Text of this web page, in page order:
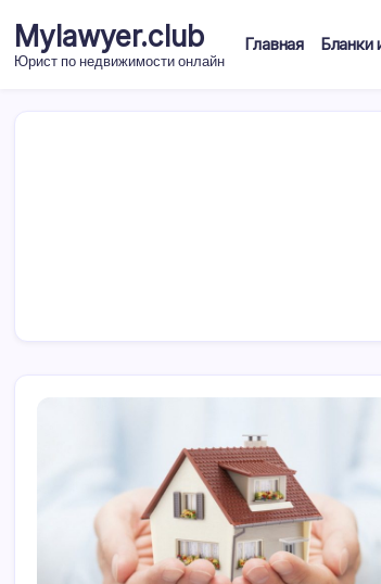
содержимому
Mylawyer.club
Юрист по недвижимости онлайн
Главная Бланки